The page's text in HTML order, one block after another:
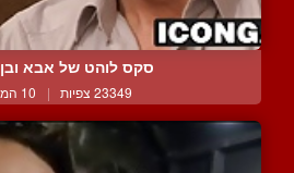
סקס לוהט של אבא
23349 צפיות | 10 המלצות